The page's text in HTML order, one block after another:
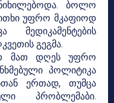
ბოლო
უფრო მკაფიოდ
მედიკამენტების
გეგმა.
მათ დღეს უფრო
პოლიტიკა
ერთად, თუმცა
პრობლემაბი.